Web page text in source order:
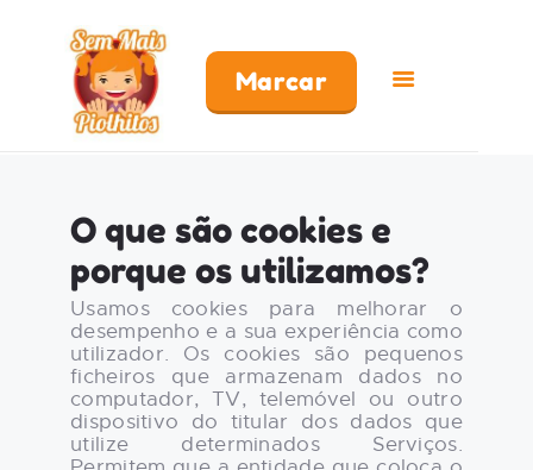
Marcar
PREÇOS
FRANCHISING
FAQ’S
PRODUTOS
CENTROS
O que são cookies e
porque os utilizamos?
Usamos cookies para melhorar o
desempenho e a sua experiência como
utilizador. Os cookies são pequenos
ficheiros que armazenam dados no
computador, TV, telemóvel ou outro
dispositivo do titular dos dados que
utilize determinados Serviços.